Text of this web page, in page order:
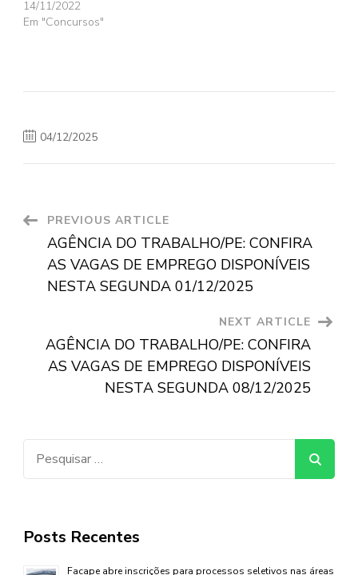
14/11/2022
Em "Concursos"
04/12/2025
Post
Navigation
PREVIOUS ARTICLE
AGÊNCIA DO TRABALHO/PE: CONFIRA
AS VAGAS DE EMPREGO DISPONÍVEIS
NESTA SEGUNDA 01/12/2025
NEXT ARTICLE
AGÊNCIA DO TRABALHO/PE: CONFIRA
AS VAGAS DE EMPREGO DISPONÍVEIS
NESTA SEGUNDA 08/12/2025
Posts Recentes
Facape abre inscrições para processos seletivos nas áreas